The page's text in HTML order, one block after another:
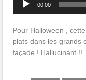
00:00
Pour Halloween ,
plats dans les grands
façade ! Hallucinant !!